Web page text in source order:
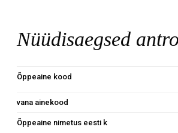
Nüüdisaegsed
Õppeaine kood
vana ainekood
Õppeaine nimetus eesti k